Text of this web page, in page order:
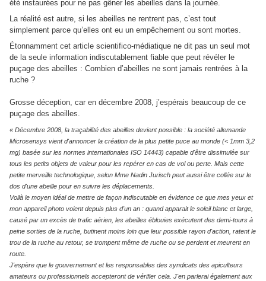
été instaurées pour ne pas gêner les abeilles dans la journée.
La réalité est autre, si les abeilles ne rentrent pas, c’est tout
simplement parce qu’elles ont eu un empêchement ou sont mortes.
Étonnamment cet article scientifico-médiatique ne dit pas un seul mot
de la seule information indiscutablement fiable que peut révéler le
puçage des abeilles : Combien d’abeilles ne sont jamais rentrées à la
ruche ?
Grosse déception, car en décembre 2008, j’espérais beaucoup de ce
puçage des abeilles.
« Décembre 2008, la traçabilité des abeilles devient possible : la société allemande
Microsensys vient d'annoncer la création de la plus petite puce au monde (< 1mm 3,2
mg) basée sur les normes internationales ISO 14443) capable d'être dissimulée sur
tous les petits objets de valeur pour les repérer en cas de vol ou perte. Mais cette
petite merveille technologique, selon Mme Nadin Jurisch peut aussi être collée sur le
dos d'une abeille pour en suivre les déplacements.
Voilà le moyen idéal de mettre de façon indiscutable en évidence ce que mes yeux et
mon appareil photo voient depuis plus d'un an : quand apparait le soleil blanc et large,
causé par un excès de trafic aérien, les abeilles éblouies exécutent des demi-tours à
peine sorties de la ruche, butinent moins loin que leur possible rayon d'action, ratent le
trou de la ruche au retour, se trompent même de ruche ou se perdent et meurent en
route.
J'espère que le gouvernement et les responsables des syndicats des apiculteurs
amateurs ou professionnels accepteront de vérifier cela. J'en parlerai également aux